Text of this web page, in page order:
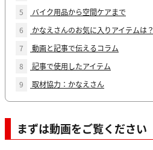
5
バイク用品から空間ケアまで
6
かなえさんのお気に入りアイテムは？
7
動画と記事で伝えるコラム
8
記事で使用したアイテム
9
取材協力：かなえさん
まずは動画をご覧ください